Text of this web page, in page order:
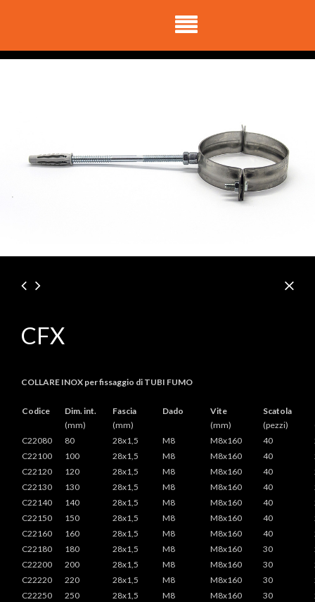
CFX
COLLARE INOX per fissaggio di TUBI FUMO
Codice
Dim. int.
(mm)
Fascia
(mm)
Dado
Vite
(mm)
Scatola
(pezzi)
C22080
80 28x1,5 M8 M8x160 40
C22100
100 28x1,5 M8 M8x160 40
C22120
120 28x1,5 M8 M8x160 40
C22130
130 28x1,5 M8 M8x160 40
C22140
140 28x1,5 M8 M8x160 40
C22150
150 28x1,5 M8 M8x160 40
C22160
160 28x1,5 M8 M8x160 40
C22180
180 28x1,5 M8 M8x160 30
C22200
200 28x1,5 M8 M8x160 30
C22220
220 28x1,5 M8 M8x160 30
C22250
250 28x1,5 M8 M8x160 30